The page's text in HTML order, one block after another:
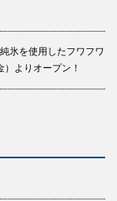
氷を使用したフワフワ
よりオープン！